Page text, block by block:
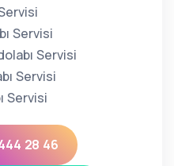
Servisi
Servisi
Servisi
Servisi
28 46